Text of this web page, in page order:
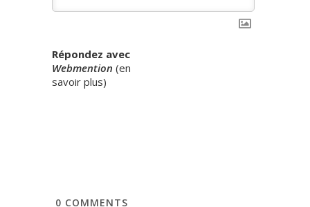
Répondez avec
Webmention (en
savoir plus)
0 COMMENTS